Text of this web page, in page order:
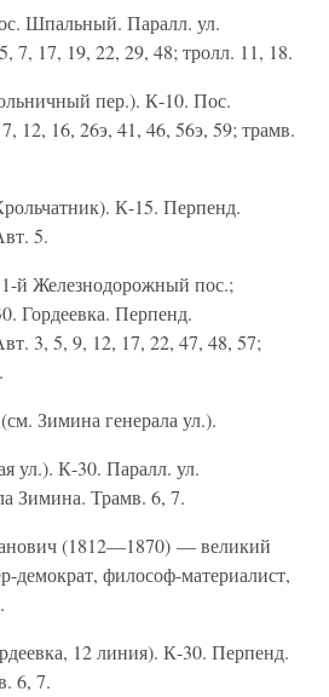
Шпальный. Паралл. ул.
7, 17, 19, 22, 29, 48; тролл. 11, 18.
пер.). К-10. Пос.
12, 16, 26э, 41, 46, 56э, 59; трамв.
К-15. Перпенд.
5.
й Железнодорожный пос.;
Гордеевка. Перпенд.
3, 5, 9, 12, 17, 22, 47, 48, 57;
(см. Зимина генерала ул.).
ул.). К-30. Паралл. ул.
Зимина. Трамв. 6, 7.
(1812—1870) — великий
демократ, философ-материалист,
12 линия). К-30. Перпенд.
6, 7.